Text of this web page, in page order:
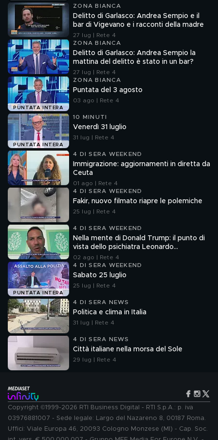
ZONA BIANCA
Delitto di Garlasco: Andrea Sempio e il
bar di Vigevano e i racconti della madre
27 lug | Rete 4
ZONA BIANCA
Delitto di Garlasco: Andrea Sempio la
mattina del delitto è stato in un bar?
27 lug | Rete 4
PUNTATA INTERA
ZONA BIANCA
Puntata del 3 agosto
03 ago | Rete 4
PUNTATA INTERA
10 MINUTI
Venerdì 31 luglio
31 lug | Rete 4
4 DI SERA WEEKEND
Immigrazione: aggiornamenti in diretta da
Ceuta
01 ago | Rete 4
4 DI SERA WEEKEND
Fakir, nuovo filmato riapre le polemiche
25 lug | Rete 4
4 DI SERA WEEKEND
Nella mente di Donald Trump: il punto di
vista dello psichiatra Leonardo
Mendolicchio
02 ago | Rete 4
PUNTATA INTERA
4 DI SERA WEEKEND
Sabato 25 luglio
25 lug | Rete 4
4 DI SERA NEWS
Politica e clima in Italia
31 lug | Rete 4
4 DI SERA NEWS
Città italiane nella morsa del Sole
29 lug | Rete 4
Copyright ©1999-2026 RTI Business Digital - RTI S.p.A.: p. iva
03976881007 - Sede legale: Largo del Nazareno 8, 00187 Roma.
Uffici: Viale Europa 46, 20093 Cologno Monzese (MI) - Cap. Soc.